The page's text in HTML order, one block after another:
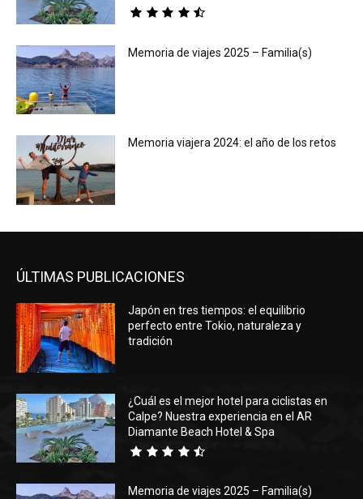
Memoria de viajes 2025 – Familia(s)
Memoria viajera 2024: el año de los retos
ÚLTIMAS PUBLICACIONES
Japón en tres tiempos: el equilibrio
perfecto entre Tokio, naturaleza y
tradición
¿Cuál es el mejor hotel para ciclistas en
Calpe? Nuestra experiencia en el AR
Diamante Beach Hotel & Spa
Memoria de viajes 2025 – Familia(s)